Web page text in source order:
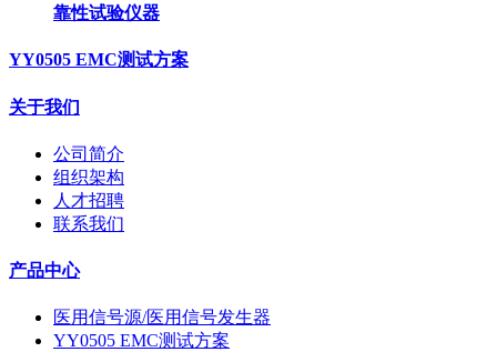
靠性试验仪器
YY0505 EMC测试方案
关于我们
公司简介
组织架构
人才招聘
联系我们
产品中心
医用信号源/医用信号发生器
YY0505 EMC测试方案